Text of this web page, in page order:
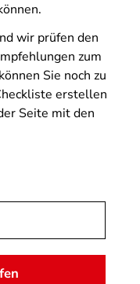
wir prüfen den
zum
Sie noch zu
erstellen
Seite mit den